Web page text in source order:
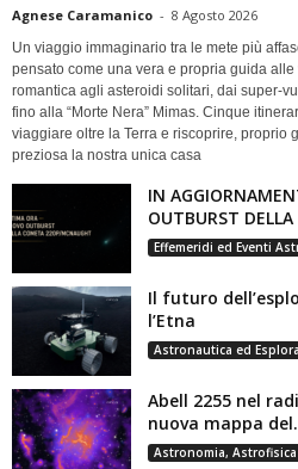
Agnese Caramanico - 8 Agosto 2026
Un viaggio immaginario tra le mete più
pensato come una vera e propria guida
romantica agli asteroidi solitari, dai super-
fino alla “Morte Nera” Mimas. Cinque
viaggiare oltre la Terra e riscoprire, proprio
preziosa la nostra unica casa
IN
OUTBURST
Effemeridi ed Eventi
Il futuro
l’Etna
Astronautica ed
Abell 2255 nel
nuova mappa
Astronomia,